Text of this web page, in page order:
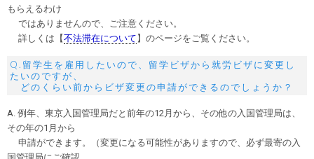
もらえるわけ
ではありませんので、ご注意ください。
詳しくは【不法滞在について 】のページをご覧ください。
Q.留学生を雇用したいので、留学ビザから就労ビザに変更し
たいのですが、
どのくらい前からビザ変更の申請ができるのでしょうか？
A. 例年、東京入国管理局だと前年の12月から、その他の入国管理局は、
その年の1月から
申請ができます。（変更になる可能性がありますので、必ず最寄の入